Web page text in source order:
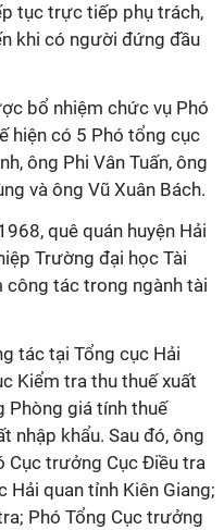
tục trực tiếp phụ trách,
khi có người đứng đầu
bổ nhiệm chức vụ Phó
hiện có 5 Phó tổng cục
ông Phi Vân Tuấn, ông
và ông Vũ Xuân Bách.
quê quán huyện Hải
Trường đại học Tài
công tác trong ngành tài
tác tại Tổng cục Hải
Kiểm tra thu thuế xuất
Phòng giá tính thuế
nhập khẩu. Sau đó, ông
Cục trưởng Cục Điều tra
Hải quan tỉnh Kiên Giang;
Phó Tổng Cục trưởng